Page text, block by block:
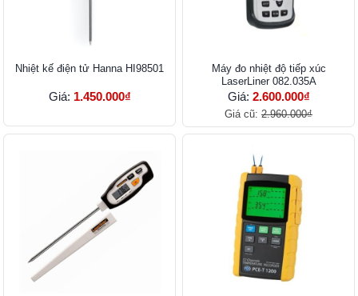
Nhiệt kế điện tử Hanna HI98501
Giá: 1.450.000₫
Máy đo nhiệt độ tiếp xúc
LaserLiner 082.035A
Giá: 2.600.000₫
Giá cũ: 2.960.000₫